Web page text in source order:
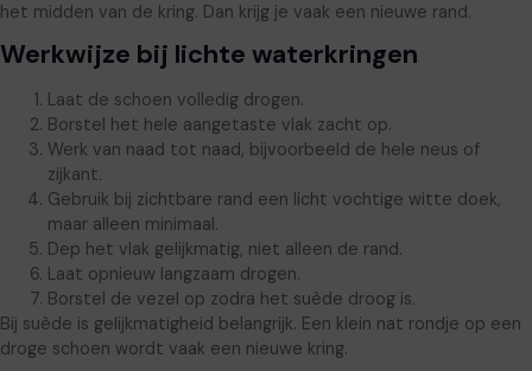
het midden van de kring. Dan krijg je vaak een nieuwe rand.
Werkwijze bij lichte waterkringen
Laat de schoen volledig drogen.
Borstel het hele aangetaste vlak zacht op.
Werk van naad tot naad, bijvoorbeeld de hele neus of
zijkant.
Gebruik bij zichtbare rand een licht vochtige witte doek,
maar alleen minimaal.
Dep het vlak gelijkmatig, niet alleen de rand.
Laat opnieuw langzaam drogen.
Borstel de vezel op zodra het suède droog is.
Bij suède is gelijkmatigheid belangrijk. Een klein nat rondje op een
droge schoen wordt vaak een nieuwe kring.